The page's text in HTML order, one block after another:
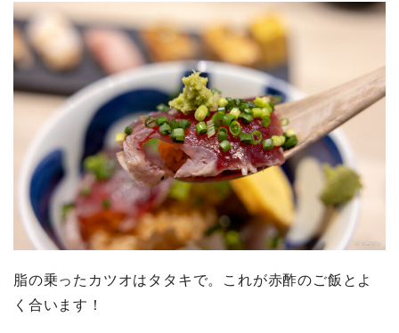
脂の乗ったカツオはタタキで。これが赤酢のご飯とよ
く合います！